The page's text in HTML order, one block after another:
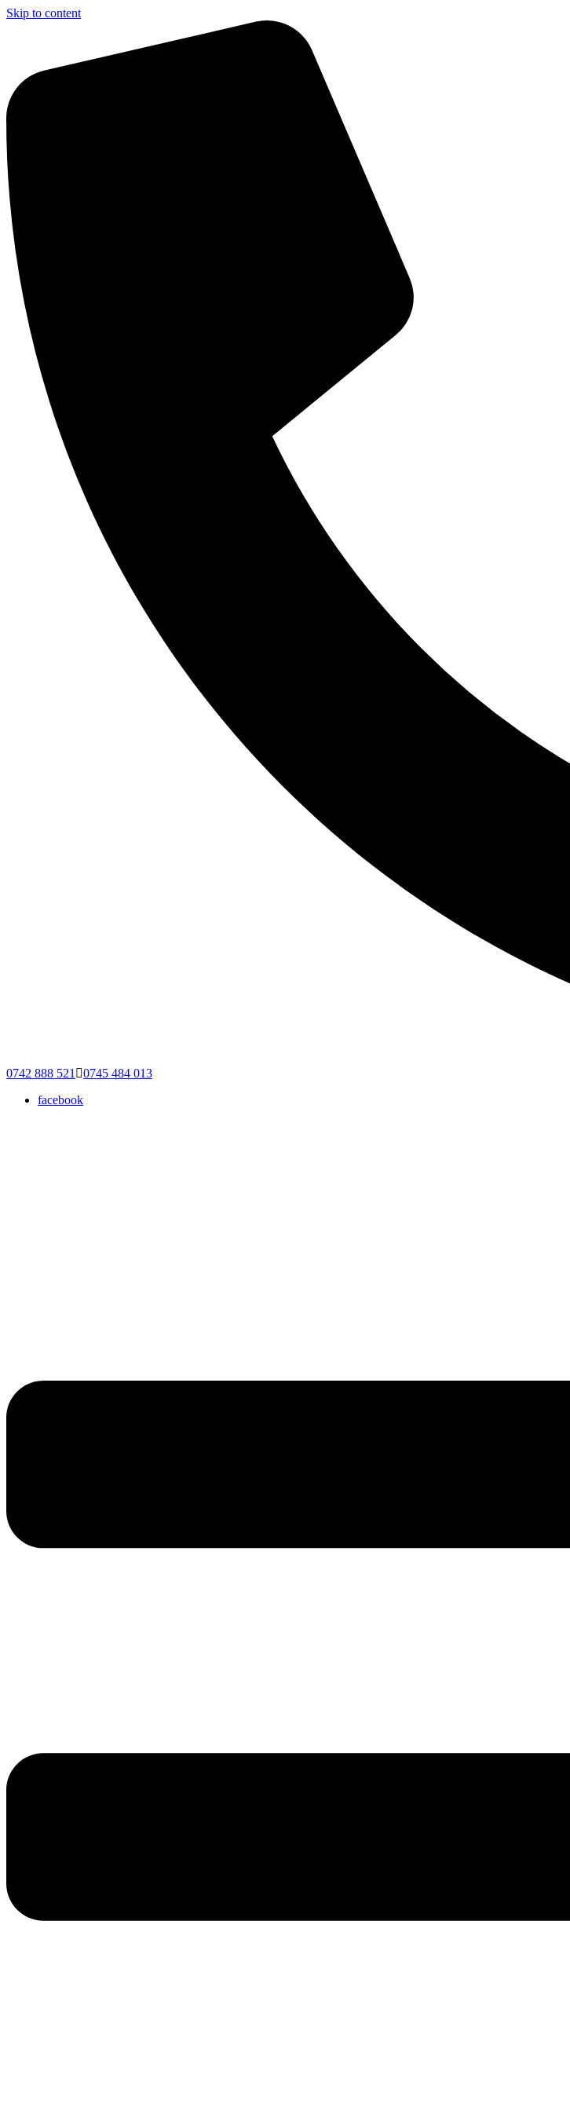
Skip to content
0742 888 521
0745 484 013
facebook